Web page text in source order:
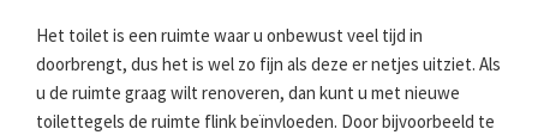
Het toilet is een ruimte waar u onbewust veel tijd in
doorbrengt, dus het is wel zo fijn als deze er netjes uitziet. Als
u de ruimte graag wilt renoveren, dan kunt u met nieuwe
toilettegels de ruimte flink beïnvloeden. Door bijvoorbeeld te